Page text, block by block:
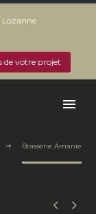
Lozanne
de votre projet
Brasserie Amanie
 